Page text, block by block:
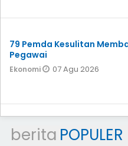
79 Pemda Kesulitan
Pegawai
Ekonomi 07 Agu 2026
berita POPULER